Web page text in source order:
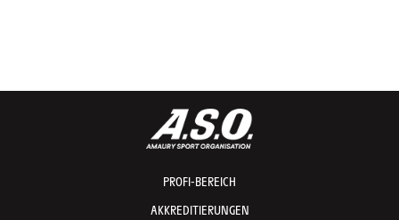
PROFI-BEREICH
AKKREDITIERUNGEN